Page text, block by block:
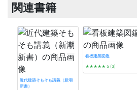
関連書籍
近代建築そもそも講義（新潮
新書）
看板建築図鑑
★★★★★ 5 (3)